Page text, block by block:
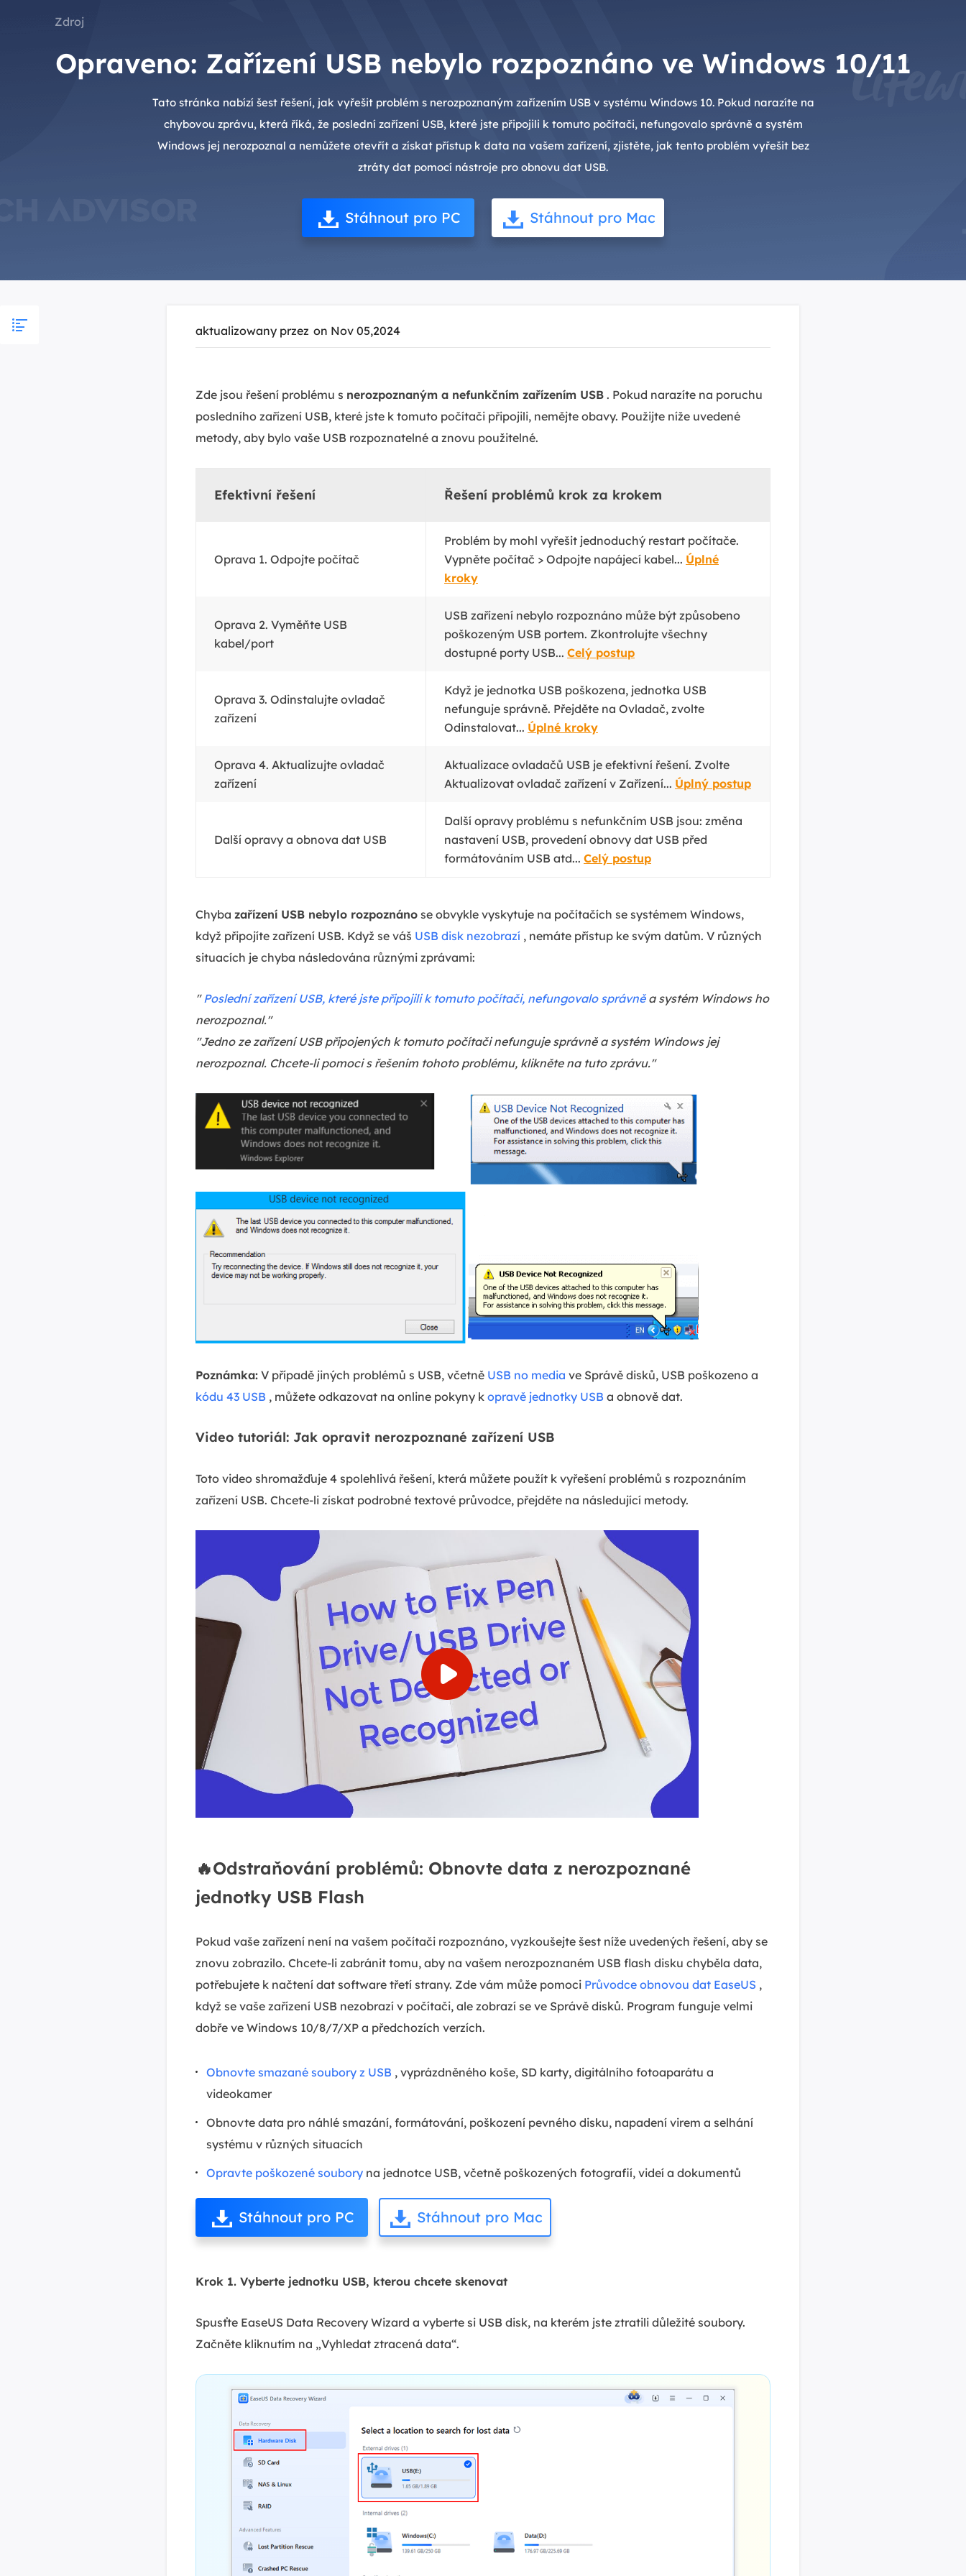
Zdroj
Opraveno: Zařízení USB nebylo rozpoznáno ve Windows 10/11
Tato stránka nabízí šest řešení, jak vyřešit problém s nerozpoznaným zařízením USB v systému Windows 10. Pokud narazíte na
chybovou zprávu, která říká, že poslední zařízení USB, které jste připojili k tomuto počítači, nefungovalo správně a systém
Windows jej nerozpoznal a nemůžete otevřít a získat přístup k data na vašem zařízení, zjistěte, jak tento problém vyřešit bez
ztráty dat pomocí nástroje pro obnovu dat USB.
Stáhnout pro PC Stáhnout pro Mac
aktualizowany przez on Nov 05,2024
Zde jsou řešení problému s nerozpoznaným a nefunkčním zařízením USB . Pokud narazíte na poruchu
posledního zařízení USB, které jste k tomuto počítači připojili, nemějte obavy. Použijte níže uvedené
metody, aby bylo vaše USB rozpoznatelné a znovu použitelné.
Efektivní řešení Řešení problémů krok za krokem
Oprava 1. Odpojte počítač
Problém by mohl vyřešit jednoduchý restart počítače.
Vypněte počítač > Odpojte napájecí kabel... Úplné
kroky
Oprava 2. Vyměňte USB
kabel/port
USB zařízení nebylo rozpoznáno může být způsobeno
poškozeným USB portem. Zkontrolujte všechny
dostupné porty USB... Celý postup
Oprava 3. Odinstalujte ovladač
zařízení
Když je jednotka USB poškozena, jednotka USB
nefunguje správně. Přejděte na Ovladač, zvolte
Odinstalovat... Úplné kroky
Oprava 4. Aktualizujte ovladač
zařízení
Aktualizace ovladačů USB je efektivní řešení. Zvolte
Aktualizovat ovladač zařízení v Zařízení... Úplný postup
Další opravy a obnova dat USB
Další opravy problému s nefunkčním USB jsou: změna
nastavení USB, provedení obnovy dat USB před
formátováním USB atd... Celý postup
Chyba zařízení USB nebylo rozpoznáno se obvykle vyskytuje na počítačích se systémem Windows,
když připojíte zařízení USB. Když se váš USB disk nezobrazí , nemáte přístup ke svým datům. V různých
situacích je chyba následována různými zprávami:
"Poslední zařízení USB, které jste připojili k tomuto počítači, nefungovalo správněa systém Windows ho
nerozpoznal."
"Jedno ze zařízení USB připojených k tomuto počítači nefunguje správně a systém Windows jej
nerozpoznal. Chcete-li pomoci s řešením tohoto problému, klikněte na tuto zprávu."
Poznámka: V případě jiných problémů s USB, včetně USB no media ve Správě disků, USB poškozeno a
kódu 43 USB , můžete odkazovat na online pokyny k opravě jednotky USB a obnově dat.
Video tutoriál: Jak opravit nerozpoznané zařízení USB
Toto video shromažďuje 4 spolehlivá řešení, která můžete použít k vyřešení problémů s rozpoznáním
zařízení USB. Chcete-li získat podrobné textové průvodce, přejděte na následující metody.
🔥Odstraňování problémů: Obnovte data z nerozpoznané
jednotky USB Flash
Pokud vaše zařízení není na vašem počítači rozpoznáno, vyzkoušejte šest níže uvedených řešení, aby se
znovu zobrazilo. Chcete-li zabránit tomu, aby na vašem nerozpoznaném USB flash disku chyběla data,
potřebujete k načtení dat software třetí strany. Zde vám může pomoci Průvodce obnovou dat EaseUS ,
když se vaše zařízení USB nezobrazí v počítači, ale zobrazí se ve Správě disků. Program funguje velmi
dobře ve Windows 10/8/7/XP a předchozích verzích.
Obnovte smazané soubory z USB , vyprázdněného koše, SD karty, digitálního fotoaparátu a
videokamer
Obnovte data pro náhlé smazání, formátování, poškození pevného disku, napadení virem a selhání
systému v různých situacích
Opravte poškozené soubory na jednotce USB, včetně poškozených fotografií, videí a dokumentů
Stáhnout pro PC Stáhnout pro Mac
Krok 1. Vyberte jednotku USB, kterou chcete skenovat
Spusťte EaseUS Data Recovery Wizard a vyberte si USB disk, na kterém jste ztratili důležité soubory.
Začněte kliknutím na „Vyhledat ztracená data“.